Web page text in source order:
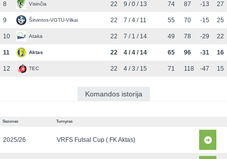
8 Visinčia 22 9 / 0 / 13 74 87 -13 27
9 Širvintos-VGTU-Vilkai 22 7 / 4 / 11 55 70 -15 25
10 Ataka 22 7 / 1 / 14 49 78 -29 22
11 Aktas 22 4 / 4 / 14 65 96 -31 16
12 TEC 22 4 / 3 / 15 71 118 -47 15
Komandos istorija
Sezonas Turnyras
2025/26 VRFS Futsal Cup ( FK Aktas)